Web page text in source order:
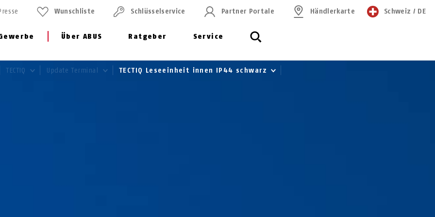
Über ABUS Ratgeber Service
Wunschliste Schlüssel­service Partner Portale Händlerkarte Schweiz / DE
TECTIQ Update Terminal TECTIQ Leseeinheit innen IP44 schwarz